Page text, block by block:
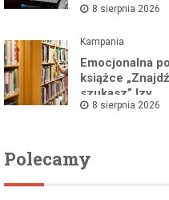
8 sierpnia 2026
Kampania
Emocjonalna
książce
szukasz” Izy
Maciejewskiej!
8 sierpnia 2026
Polecamy